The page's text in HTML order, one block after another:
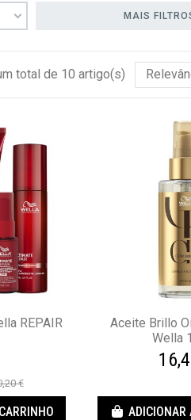
MAIS
total de 10 artigo(s)
REPAIR
€
Aceite Brillo
Wella
ADICIONAR